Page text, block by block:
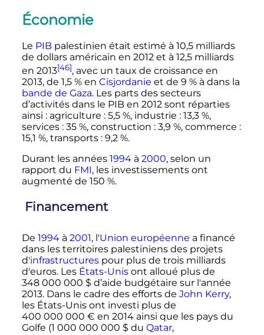
Économie
Le PIBpalestinien était estimé à 10,5 milliards
de dollars américain en 2012 et à 12,5 milliards
en 2013[46], avec un taux de croissance en
2013, de 1,5 % en Cisjordanie et de 9 % à dans la
bande de Gaza. Les parts des secteurs
d’activités dans le PIB en 2012 sont réparties
ainsi : agriculture : 5,5 %, industrie : 13,3 %,
services : 35 %, construction : 3,9 %, commerce :
15,1 %, transports : 9,2 %.
Durant les années 1994à 2000, selon un
rapport du FMI, les investissements ont
augmenté de 150 %.
Financement
De 1994à 2001, l'Union européenne a financé
dans les territoires palestiniens des projets
d'infrastructurespour plus de trois milliards
d'euros. Les États-Unisont alloué plus de
348 000 000 $ d’aide budgétaire sur l'année
2013. Dans le cadre des efforts de John Kerry,
les États-Unis ont investi plus de
400 000 000 € en 2014 ainsi que les pays du
Golfe (1 000 000 000 $ du Qatar,